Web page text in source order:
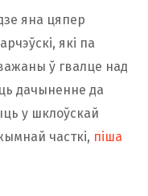
яна цяпер
які па
ў гвалце над
дачыненне да
у шклоўскай
часткі, піша